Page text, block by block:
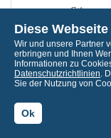
Diese
Wir und unsere Partner
erbringen und Ihnen
Informationen zu
Datenschutzrichtlinien.
Sie der Nutzung von
Ok